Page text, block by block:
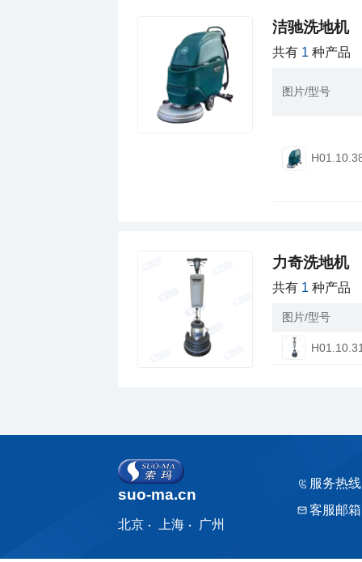
洁驰洗地机
共有 1 种产品
图片/型号
力奇洗地机
共有 1 种产品
图片/型号
suo-ma.cn
北京 上海 广州
服务热
客服邮